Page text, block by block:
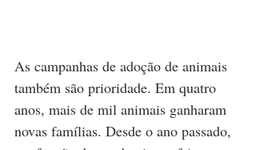
As campanhas de adoção de animais
também são prioridade. Em quatro
anos, mais de mil animais ganharam
novas famílias. Desde o ano passado,